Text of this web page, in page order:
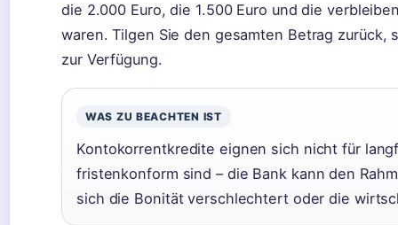
die 2.000 Euro, die 1.500 Euro und die
waren. Tilgen Sie den gesamten Betrag
zur Verfügung.
WAS ZU BEACHTEN IST
Kontokorrentkredite eignen sich nicht für
fristenkonform sind – die Bank kann den
sich die Bonität verschlechtert oder die